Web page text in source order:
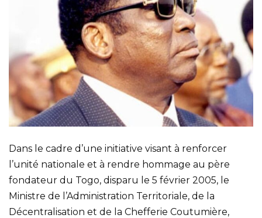
Dans le cadre d’une initiative visant à renforcer
l’unité nationale et à rendre hommage au père
fondateur du Togo, disparu le 5 février 2005, le
Ministre de l’Administration Territoriale, de la
Décentralisation et de la Chefferie Coutumière,